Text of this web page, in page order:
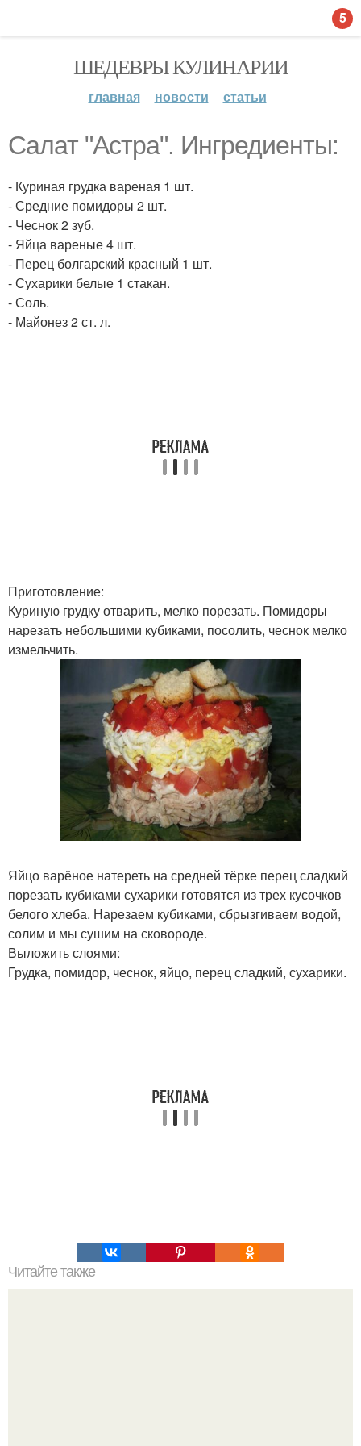
ШЕДЕВРЫ КУЛИНАРИИ
главная новости статьи
Салат "Астра". Ингредиенты:
- Куриная грудка вареная 1 шт.
- Средние помидоры 2 шт.
- Чеснок 2 зуб.
- Яйца вареные 4 шт.
- Перец болгарский красный 1 шт.
- Сухарики белые 1 стакан.
- Соль.
- Майонез 2 ст. л.
Приготовление:
Куриную грудку отварить, мелко порезать. Помидоры
нарезать небольшими кубиками, посолить, чеснок мелко
измельчить.
Яйцо варёное натереть на средней тёрке перец сладкий
порезать кубиками сухарики готовятся из трех кусочков
белого хлеба. Нарезаем кубиками, сбрызгиваем водой,
солим и мы сушим на сковороде.
Выложить слоями:
Грудка, помидор, чеснок, яйцо, перец сладкий, сухарики.
Читайте также
5